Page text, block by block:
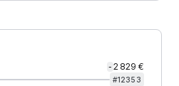
- 2 829 €
#12353